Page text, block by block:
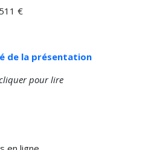
€
de la présentation
pour lire